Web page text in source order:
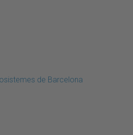
de Barcelona